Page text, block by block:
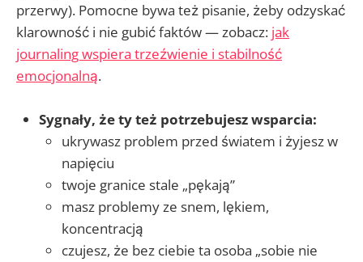
przerwy). Pomocne bywa też pisanie, żeby odzyskać
klarowność i nie gubić faktów — zobacz: jak
journaling wspiera trzeźwienie i stabilność
emocjonalną.
Sygnały, że ty też potrzebujesz wsparcia:
ukrywasz problem przed światem i żyjesz w
napięciu
twoje granice stale „pękają”
masz problemy ze snem, lękiem,
koncentracją
czujesz, że bez ciebie ta osoba „sobie nie